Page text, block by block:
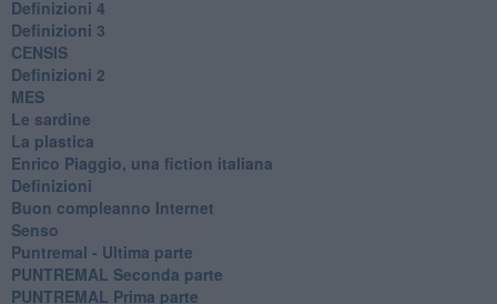
Definizioni 4
Definizioni 3
CENSIS
​Definizioni 2
MES
Le sardine
La plastica
​Enrico Piaggio, una fiction italiana
Definizioni
​Buon compleanno Internet
Senso
Puntremal - Ultima parte
PUNTREMAL Seconda parte
​PUNTREMAL Prima parte